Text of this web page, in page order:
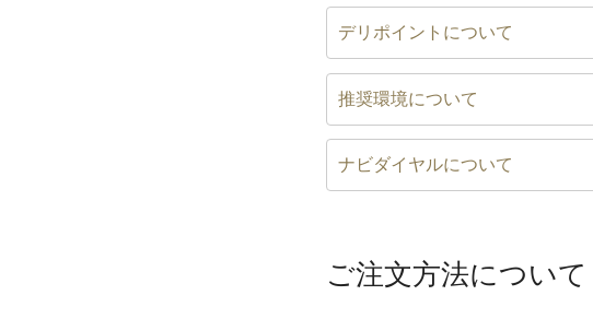
デリポイントについて
推奨環境について
ナビダイヤルについて
ご注文方法について